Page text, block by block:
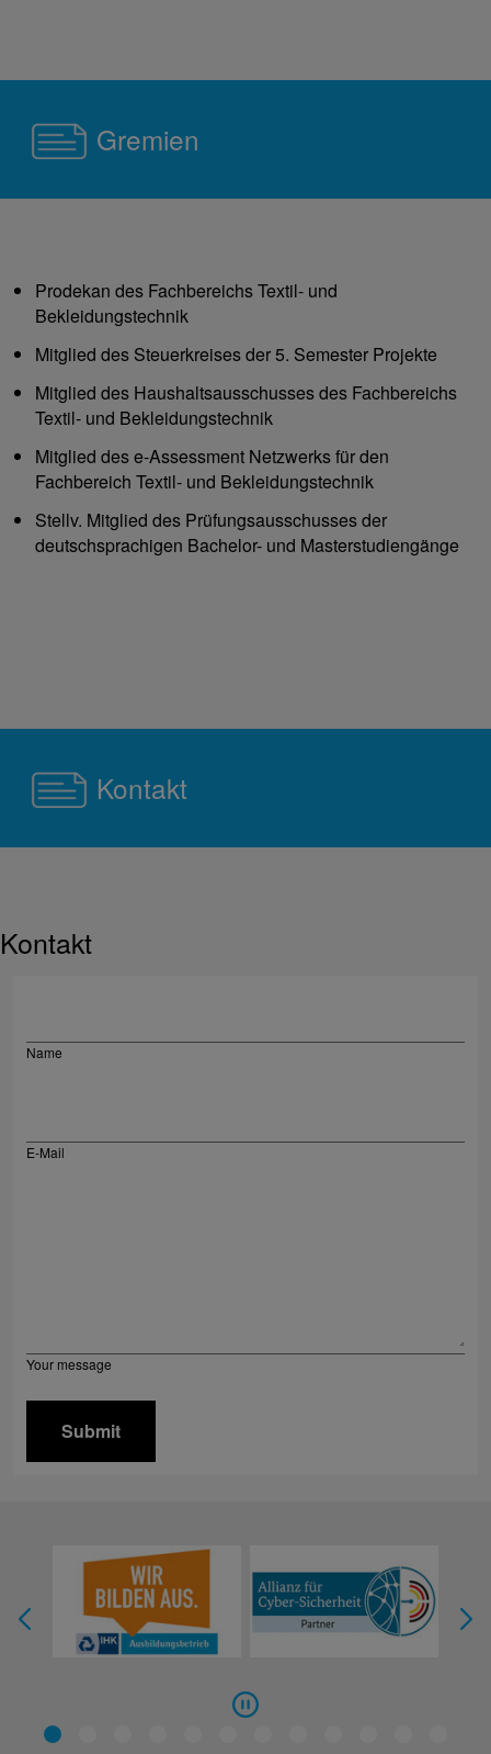
Gremien
Prodekan des Fachbereichs Textil- und
Bekleidungstechnik
Mitglied des Steuerkreises der 5. Semester Projekte
Mitglied des Haushaltsausschusses des Fachbereichs
Textil- und Bekleidungstechnik
Mitglied des e-Assessment Netzwerks für den
Fachbereich Textil- und Bekleidungstechnik
Stellv. Mitglied des Prüfungsausschusses der
deutschsprachigen Bachelor- und Masterstudiengänge
Kontakt
Kontakt
Name
E-Mail
Your message